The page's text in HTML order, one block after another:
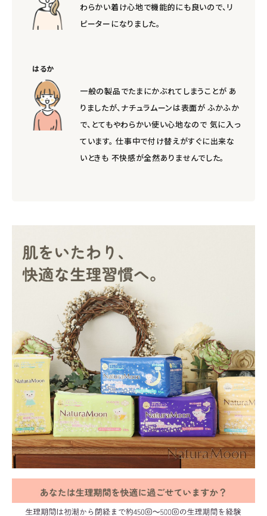
わらかい着け心地で機能的にも良いので、リ
ピーターになりました。
はるか
一般の製品でたまにかぶれてしまうことが あ
りましたが、ナチュラムーンは表面が ふかふか
で、とてもやわらかい使い心地なので 気に入っ
ています。 仕事中で付け替えがすぐに出来な
いときも 不快感が全然ありませんでした。